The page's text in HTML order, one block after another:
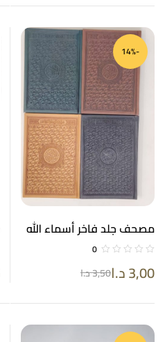
-14%
مصحف جلد فاخر أسماء الله
الحسنى 14*20
0
3,50د.ا 3,00د.ا